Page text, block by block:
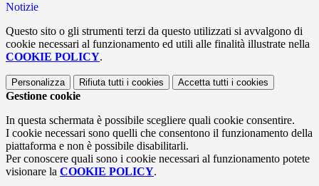
Notizie
Questo sito o gli strumenti terzi da questo utilizzati si avvalgono di
cookie necessari al funzionamento ed utili alle finalità illustrate nella
COOKIE POLICY.
Personalizza Rifiuta tutti i cookies Accetta tutti i cookies
Gestione cookie
In questa schermata è possibile scegliere quali cookie consentire.
I cookie necessari sono quelli che consentono il funzionamento della
piattaforma e non è possibile disabilitarli.
Per conoscere quali sono i cookie necessari al funzionamento potete
visionare la COOKIE POLICY.